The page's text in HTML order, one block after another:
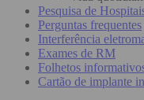
Pesquisa de
Perguntas frequentes
Interferência
Exames de RM
Folhetos
Cartão de implante